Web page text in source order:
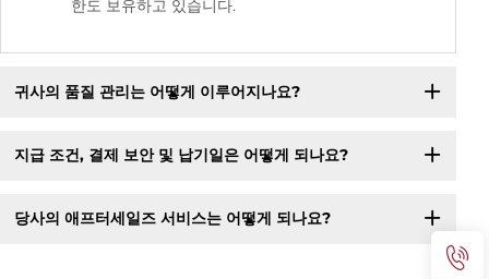
한도 보유하고 있습니다.
귀사의 품질 관리는 어떻게 이루어지나요?
지급 조건, 결제 보안 및 납기일은 어떻게 되나요?
당사의 애프터세일즈 서비스는 어떻게 되나요?